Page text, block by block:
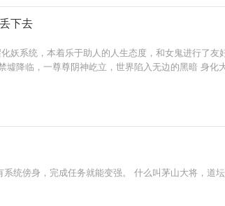
下去
妖系统，本着乐于助人的人生态度，和女鬼进行了
降临，一尊尊阴神屹立，世界陷入无边的黑暗 身化
统傍身，完成任务就能变强。 什么叫茅山大将，道